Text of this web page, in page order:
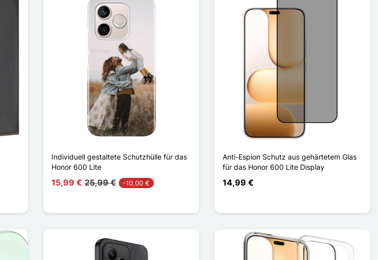
Individuell gestaltete Schutzhülle für das
Honor 600 Lite
15,99 € 25,99 € -10,00 €
Anti-Espion Schutz aus gehärtetem Glas
für das Honor 600 Lite Display
14,99 €